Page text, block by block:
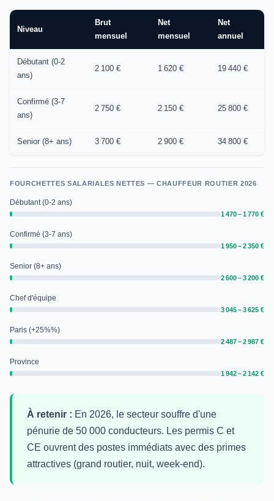
Niveau
Brut
mensuel
Net
mensuel
Net
annuel
Débutant (0-2
ans)
2 100 € 1 620 € 19 440 €
Confirmé (3-7
ans)
2 750 € 2 150 € 25 800 €
Senior (8+ ans) 3 700 € 2 900 € 34 800 €
FOURCHETTES SALARIALES NETTES — CHAUFFEUR ROUTIER 2026
Débutant (0-2 ans)
1 470 – 1 770 €
Confirmé (3-7 ans)
1 950 – 2 350 €
Senior (8+ ans)
2 600 – 3 200 €
Chef d'équipe
3 045 – 3 625 €
Paris (+25%%)
2 487 – 2 987 €
Province
1 942 – 2 142 €
À retenir : En 2026, le secteur souffre d'une
pénurie de 50 000 conducteurs. Les permis C et
CE ouvrent des postes immédiats avec des primes
attractives (grand routier, nuit, week-end).